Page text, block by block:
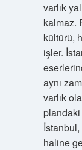
varlık
kalmaz.
kültürü,
işler.
aynı
varlık
plandaki
haline